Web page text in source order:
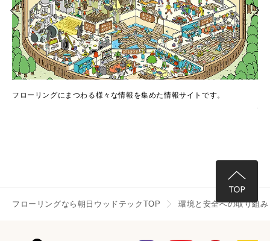
フローリングにまつわる様々な情報を集めた情報サイトです。
フローリングなら朝日ウッドテックTOP 環境と安全への取り組み